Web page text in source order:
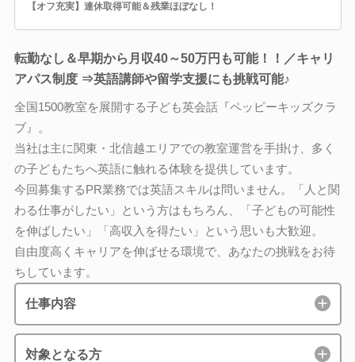
【オフ充実】連休取得可能＆残業ほぼなし！
転勤なし＆早期から月収40～50万円も可能！！／キャリ
アパス制度 ⇒英語講師や留学支援にも挑戦可能♪
全国1500教室を展開する子ども英会話『ペッピーキッズクラ
ブ』。
当社は主に関東・北信越エリアでの教室運営を手掛け、多く
の子どもたちへ英語に触れる体験を提供しています。
今回募集するPR業務では英語スキルは問いません。「人と関
わる仕事がしたい」という方はもちろん、「子どもの可能性
を伸ばしたい」「高収入を得たい」という思いも大歓迎。
自由度高くキャリアを伸ばせる環境で、あなたの挑戦をお待
ちしています。
仕事内容
対象となる方